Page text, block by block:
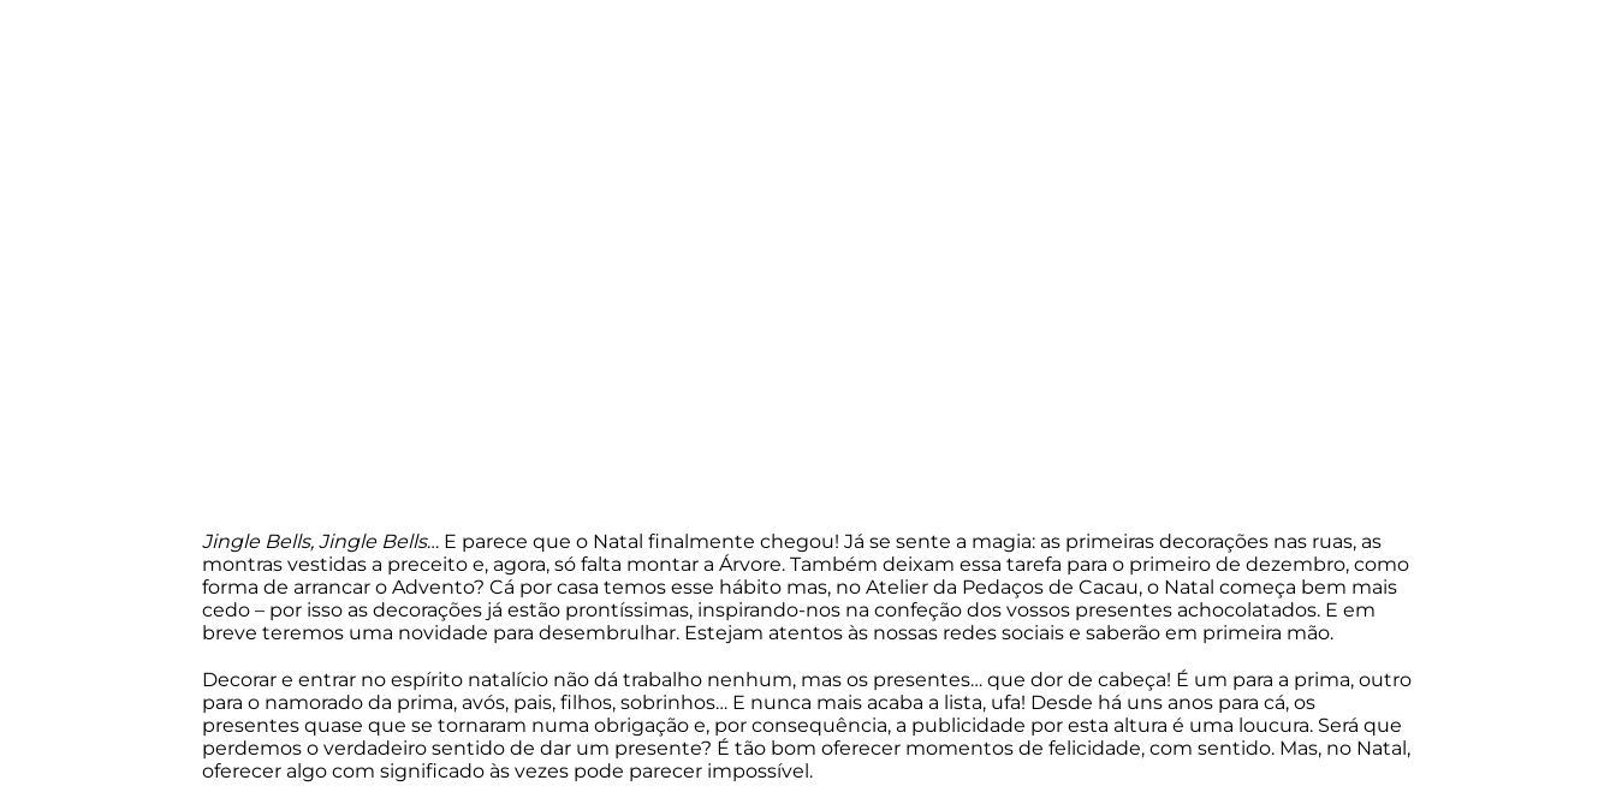
Jingle Bells, Jingle Bells… E parece que o Natal finalmente chegou! Já se sente a magia: as primeiras decorações nas ruas, as
montras vestidas a preceito e, agora, só falta montar a Árvore. Também deixam essa tarefa para o primeiro de dezembro, como
forma de arrancar o Advento? Cá por casa temos esse hábito mas, no Atelier da Pedaços de Cacau, o Natal começa bem mais
cedo – por isso as decorações já estão prontíssimas, inspirando-nos na confeção dos vossos presentes achocolatados. E em
breve teremos uma novidade para desembrulhar. Estejam atentos às nossas redes sociais e saberão em primeira mão.
Decorar e entrar no espírito natalício não dá trabalho nenhum, mas os presentes… que dor de cabeça! É um para a prima, outro
para o namorado da prima, avós, pais, filhos, sobrinhos… E nunca mais acaba a lista, ufa! Desde há uns anos para cá, os
presentes quase que se tornaram numa obrigação e, por consequência, a publicidade por esta altura é uma loucura. Será que
perdemos o verdadeiro sentido de dar um presente? É tão bom oferecer momentos de felicidade, com sentido. Mas, no Natal,
oferecer algo com significado às vezes pode parecer impossível.